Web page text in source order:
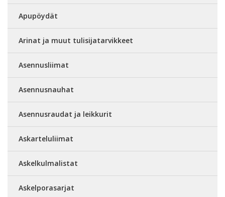
Apupöydät
Arinat ja muut tulisijatarvikkeet
Asennusliimat
Asennusnauhat
Asennusraudat ja leikkurit
Askarteluliimat
Askelkulmalistat
Askelporasarjat